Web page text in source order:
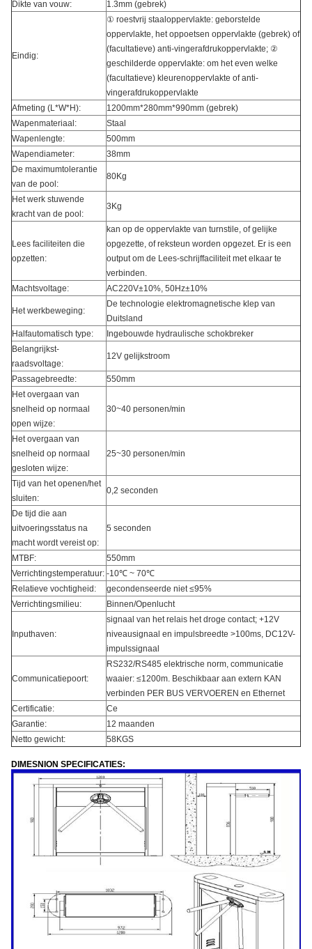
Dikte van vouw: 1.3mm (gebrek)
Eindig:
① roestvrij staaloppervlakte: geborstelde
oppervlakte, het oppoetsen oppervlakte (gebrek) of
(facultatieve) anti-vingerafdrukoppervlakte; ②
geschilderde oppervlakte: om het even welke
(facultatieve) kleurenoppervlakte of anti-
vingerafdrukoppervlakte
Afmeting (L*W*H):
1200mm*280mm*990mm (gebrek)
Wapenmateriaal:
Staal
Wapenlengte:
500mm
Wapendiameter:
38mm
De maximumtolerantie
van de pool:
80Kg
Het werk stuwende
kracht van de pool:
3Kg
Lees faciliteiten die
opzetten:
kan op de oppervlakte van turnstile, of gelijke
opgezette, of reksteun worden opgezet. Er is een
output om de Lees-schrijffaciliteit met elkaar te
verbinden.
Machtsvoltage:
AC220V±10%, 50Hz±10%
Het werkbeweging:
De technologie elektromagnetische klep van
Duitsland
Halfautomatisch type:
Ingebouwde hydraulische schokbreker
Belangrijkst-
raadsvoltage:
12V gelijkstroom
Passagebreedte:
550mm
Het overgaan van
snelheid op normaal
open wijze:
30~40 personen/min
Het overgaan van
snelheid op normaal
gesloten wijze:
25~30 personen/min
Tijd van het openen/het
sluiten:
0,2 seconden
De tijd die aan
uitvoeringsstatus na
macht wordt vereist op:
5 seconden
MTBF:
550mm
Verrichtingstemperatuur: -10℃ ~ 70℃
Relatieve vochtigheid:
gecondenseerde niet ≤95%
Verrichtingsmilieu:
Binnen/Openlucht
Inputhaven:
signaal van het relais het droge contact; +12V
niveausignaal en impulsbreedte >100ms, DC12V-
impulssignaal
Communicatiepoort:
RS232/RS485 elektrische norm, communicatie
waaier: ≤1200m. Beschikbaar aan extern KAN
verbinden PER BUS VERVOEREN en Ethernet
Certificatie:
Ce
Garantie:
12 maanden
Netto gewicht:
58KGS
DIMESNION SPECIFICATIES: